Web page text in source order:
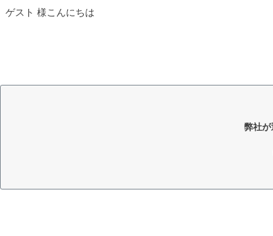
ゲスト 様こんにちは
弊社が